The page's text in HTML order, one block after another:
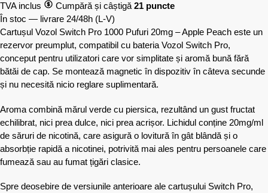
TVA inclus
Cumpără și câștigă 21 puncte
În stoc — livrare 24/48h (L-V)
Cartușul Vozol Switch Pro 1000 Pufuri 20mg – Apple Peach este un
rezervor preumplut, compatibil cu bateria Vozol Switch Pro,
conceput pentru utilizatori care vor simplitate și aromă bună fără
bătăi de cap. Se montează magnetic în dispozitiv în câteva secunde
și nu necesită nicio reglare suplimentară.
Aroma combină mărul verde cu piersica, rezultând un gust fructat
echilibrat, nici prea dulce, nici prea acrișor. Lichidul conține 20mg/ml
de săruri de nicotină, care asigură o lovitură în gât blândă și o
absorbție rapidă a nicotinei, potrivită mai ales pentru persoanele care
fumează sau au fumat țigări clasice.
Spre deosebire de versiunile anterioare ale cartușului Switch Pro,